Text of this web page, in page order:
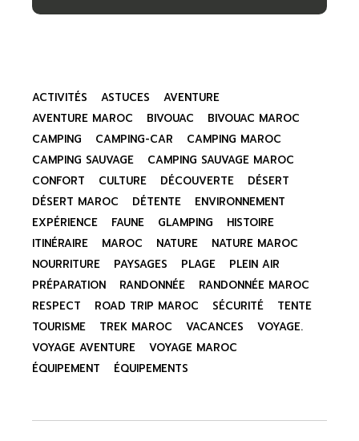
ACTIVITÉS ASTUCES
AVENTURE
AVENTURE MAROC
BIVOUAC
BIVOUAC MAROC
CAMPING
CAMPING-CAR
CAMPING MAROC
CAMPING SAUVAGE
CAMPING SAUVAGE MAROC
CONFORT
CULTURE DÉCOUVERTE
DÉSERT
DÉSERT MAROC
DÉTENTE
ENVIRONNEMENT
EXPÉRIENCE
FAUNE GLAMPING
HISTOIRE
ITINÉRAIRE
MAROC NATURE
NATURE MAROC
NOURRITURE
PAYSAGES PLAGE
PLEIN AIR
PRÉPARATION
RANDONNÉE
RANDONNÉE MAROC
RESPECT
ROAD TRIP MAROC SÉCURITÉ
TENTE
TOURISME
TREK MAROC VACANCES
VOYAGE.
VOYAGE AVENTURE
VOYAGE MAROC
ÉQUIPEMENT
ÉQUIPEMENTS